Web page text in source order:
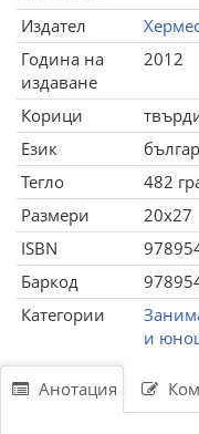
Издател
Година на
издаване
2012
Корици
Език
Тегло
482
Размери
20x27
ISBN
Баркод
Категории
и
Анотация